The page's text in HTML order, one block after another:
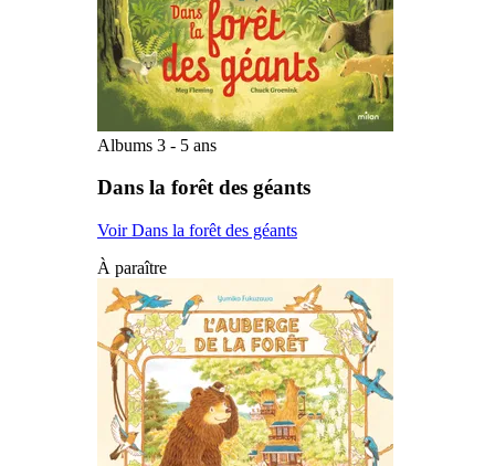
Albums 3 - 5 ans
Dans la forêt des géants
Voir Dans la forêt des géants
À paraître